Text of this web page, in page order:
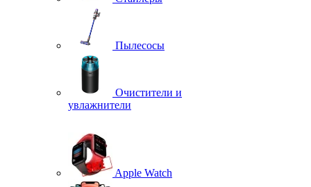
Пылесосы
Очистители и
увлажнители
Apple Watch